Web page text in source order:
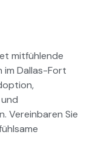
mitfühlende
im Dallas-Fort
Vereinbaren Sie